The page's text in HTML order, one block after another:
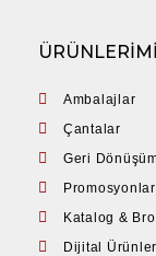
Ambalajlar
Çantalar
Geri
Promosyonlar
Katalog &
Dijital Ürünler